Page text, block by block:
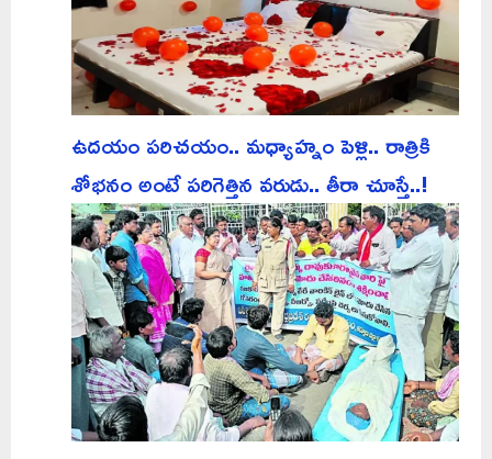
ఉదయం పరిచయం.. మధ్యాహ్నం పెళ్లి.. రాత్రికి
శోభనం అంటే పరిగెత్తిన వరుడు.. తీరా చూస్తే..!